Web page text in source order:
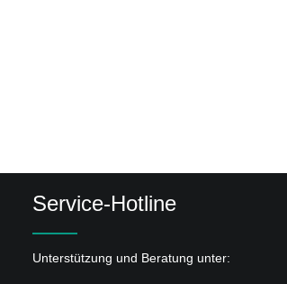
Service-Hotline
Unterstützung und Beratung unter: